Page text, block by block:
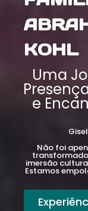
KOHL
Uma
e
Não foi
imersão
Estamos